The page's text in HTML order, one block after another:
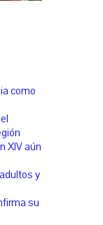
como
XIV aún
y
su